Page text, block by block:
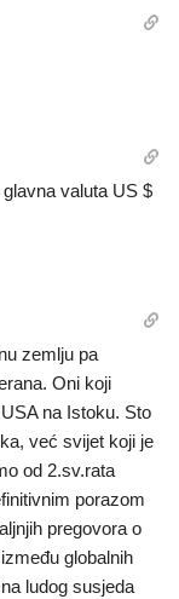
valuta US $
zemlju pa
Oni koji
na Istoku. Sto
već svijet koji je
od 2.sv.rata
porazom
pregovora o
globalnih
ludog susjeda